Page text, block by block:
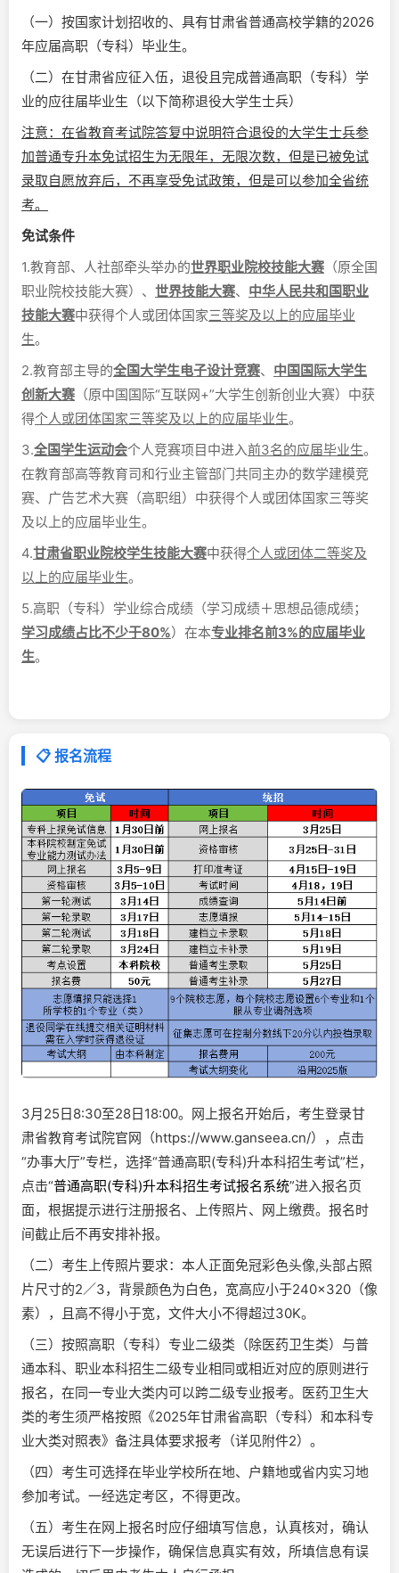
（一）按国家计划招收的、具有甘肃省普通高校学籍的2026
年应届高职（专科）毕业生。
（二）在甘肃省应征入伍，退役且完成普通高职（专科）学
业的应往届毕业生（以下简称退役大学生士兵）
注意：在省教育考试院答复中说明符合退役的大学生士兵参
加普通专升本免试招生为无限年，无限次数，但是已被免试
录取自愿放弃后，不再享受免试政策，但是可以参加全省统
考。
免试条件
1.教育部、人社部牵头举办的世界职业院校技能大赛 （原全国
职业院校技能大赛）、 世界技能大赛、 中华人民共和国职业
技能大赛中获得个人或团体国家三等奖及以上的应届毕业
生。
2.教育部主导的全国大学生电子设计竞赛、 中国国际大学生
创新大赛 （原中国国际“互联网+”大学生创新创业大赛）中获
得个人或团体国家三等奖及以上的应届毕业生。
3.全国学生运动会个人竞赛项目中进入前3名的应届毕业生。
在教育部高等教育司和行业主管部门共同主办的数学建模竞
赛、广告艺术大赛（高职组）中获得个人或团体国家三等奖
及以上的应届毕业生。
4.甘肃省职业院校学生技能大赛中获得个人或团体二等奖及
以上的应届毕业生。
5.高职（专科）学业综合成绩（学习成绩＋思想品德成绩；
学习成绩占比不少于80%）在本专业排名前3%的应届毕业
生。
📋 报名流程
3月25日8:30至28日18:00。网上报名开始后，考生登录甘
肃省教育考试院官网（https://www.ganseea.cn/），点击
“办事大厅”专栏，选择“普通高职(专科)升本科招生考试”栏，
点击“普通高职(专科)升本科招生考试报名系统”进入报名页
面，根据提示进行注册报名、上传照片、网上缴费。报名时
间截止后不再安排补报。
（二）考生上传照片要求：本人正面免冠彩色头像,头部占照
片尺寸的2／3，背景颜色为白色，宽高应小于240×320（像
素），且高不得小于宽，文件大小不得超过30K。
（三）按照高职（专科）专业二级类（除医药卫生类）与普
通本科、职业本科招生二级专业相同或相近对应的原则进行
报名，在同一专业大类内可以跨二级专业报考。医药卫生大
类的考生须严格按照《2025年甘肃省高职（专科）和本科专
业大类对照表》备注具体要求报考（详见附件2）。
（四）考生可选择在毕业学校所在地、户籍地或省内实习地
参加考试。一经选定考区，不得更改。
（五）考生在网上报名时应仔细填写信息，认真核对，确认
无误后进行下一步操作，确保信息真实有效，所填信息有误